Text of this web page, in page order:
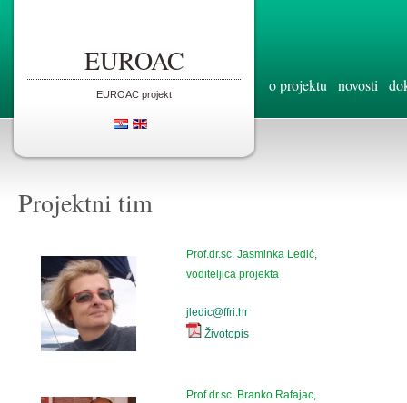
EUROAC
EUROAC projekt o projektu novosti
Projektni tim
Prof.dr.sc. Jasminka Ledić,
voditeljica projekta
jledic@ffri.hr
Životopis
Prof.dr.sc. Branko Rafajac,